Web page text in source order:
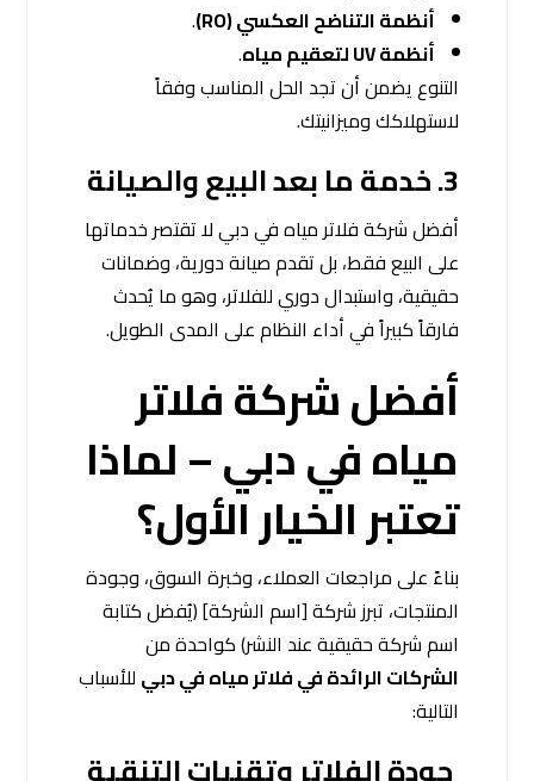
أنظمة التناضح العكسي (RO)
.
أنظمة UV لتعقيم مياه
.
التنوع يضمن أن تجد الحل المناسب وفقاً
لاستهلاكك وميزانيتك.
3. خدمة ما بعد البيع والصيانة
أفضل شركة فلاتر مياه في دبي لا تقتصر خدماتها
على البيع فقط، بل تقدم صيانة دورية، وضمانات
حقيقية، واستبدال دوري للفلاتر، وهو ما يُحدث
فارقاً كبيراً في أداء النظام على المدى الطويل.
أفضل شركة فلاتر
مياه في دبي – لماذا
تعتبر الخيار الأول؟
بناءً على مراجعات العملاء، وخبرة السوق، وجودة
المنتجات، تبرز شركة [اسم الشركة] (يُفضل كتابة
اسم شركة حقيقية عند النشر) كواحدة من
الشركات الرائدة في فلاتر مياه في دبي للأسباب
التالية: